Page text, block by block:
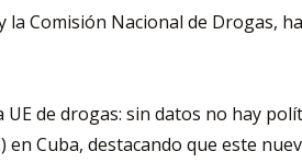
Comisión Nacional de Drogas,
de drogas: sin datos no hay
Cuba, destacando que este